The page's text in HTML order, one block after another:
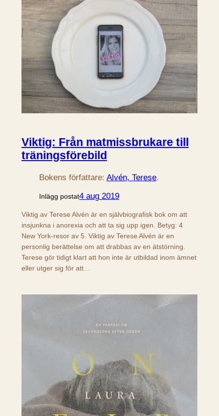
Viktig: Från matmissbrukare till
träningsförebild
Bokens författare: Alvén, Terese.
Inlägg postat4 aug 2019
Viktig av Terese Alvén är en självbiografisk bok om att
insjunkna i anorexia och att ta sig upp igen. Betyg: 4
New York-resor av 5. Viktig av Terese Alvén är en
personlig berättelse om att drabbas av en ätstörning.
Terese gör tidigt klart att hon inte är utbildad inom ämnet
eller utger sig för att…